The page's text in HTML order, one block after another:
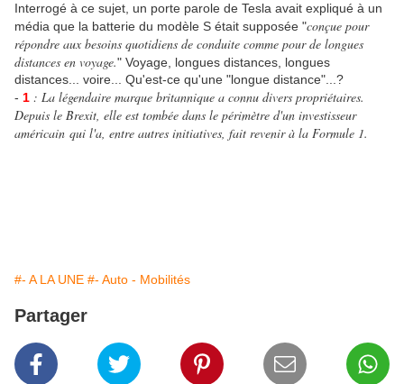
Interrogé à ce sujet, un porte parole de Tesla avait expliqué à un
média que la batterie du modèle S était supposée "conçue pour
répondre aux besoins quotidiens de conduite comme pour de longues
distances en voyage." Voyage, longues distances, longues
distances... voire... Qu'est-ce qu'une "longue distance"...?
- 1 : La légendaire marque britannique a connu divers propriétaires.
Depuis le Brexit, elle est tombée dans le périmètre d'un investisseur
américain qui l'a, entre autres initiatives, fait revenir à la Formule 1.
#- A LA UNE #- Auto - Mobilités
Partager